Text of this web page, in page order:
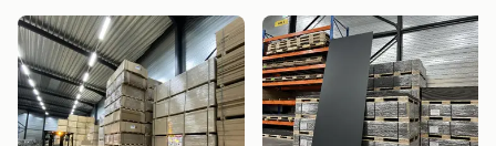
Draairichting:Universeel
Onbehandeld
Exclusief glas
Zonder slotgat
Nu dumpprijs €159,00per deur (nog 1x op voorraad)